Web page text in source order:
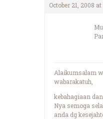
October 21, 2008 at
Alaikumsalam
wabarakatuh,
kebahagiaan
Nya semoga
anda dg